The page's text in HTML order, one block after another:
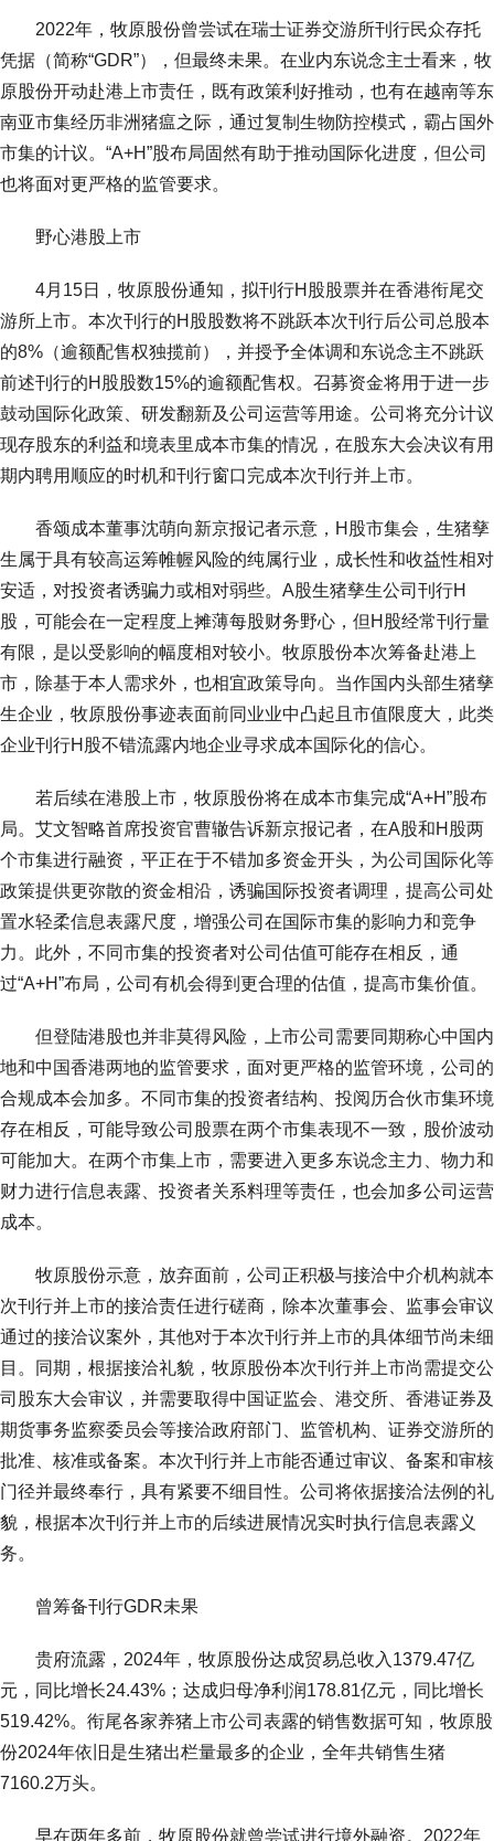
2022年，牧原股份曾尝试在瑞士证券交游所刊行民众存托
凭据（简称“GDR”），但最终未果。在业内东说念主士看来，牧
原股份开动赴港上市责任，既有政策利好推动，也有在越南等东
南亚市集经历非洲猪瘟之际，通过复制生物防控模式，霸占国外
市集的计议。“A+H”股布局固然有助于推动国际化进度，但公司
也将面对更严格的监管要求。
野心港股上市
4月15日，牧原股份通知，拟刊行H股股票并在香港衔尾交
游所上市。本次刊行的H股股数将不跳跃本次刊行后公司总股本
的8%（逾额配售权独揽前），并授予全体调和东说念主不跳跃
前述刊行的H股股数15%的逾额配售权。召募资金将用于进一步
鼓动国际化政策、研发翻新及公司运营等用途。公司将充分计议
现存股东的利益和境表里成本市集的情况，在股东大会决议有用
期内聘用顺应的时机和刊行窗口完成本次刊行并上市。
香颂成本董事沈萌向新京报记者示意，H股市集会，生猪孳
生属于具有较高运筹帷幄风险的纯属行业，成长性和收益性相对
安适，对投资者诱骗力或相对弱些。A股生猪孳生公司刊行H
股，可能会在一定程度上摊薄每股财务野心，但H股经常刊行量
有限，是以受影响的幅度相对较小。牧原股份本次筹备赴港上
市，除基于本人需求外，也相宜政策导向。当作国内头部生猪孳
生企业，牧原股份事迹表面前同业业中凸起且市值限度大，此类
企业刊行H股不错流露内地企业寻求成本国际化的信心。
若后续在港股上市，牧原股份将在成本市集完成“A+H”股布
局。艾文智略首席投资官曹辙告诉新京报记者，在A股和H股两
个市集进行融资，平正在于不错加多资金开头，为公司国际化等
政策提供更弥散的资金相沿，诱骗国际投资者调理，提高公司处
置水轻柔信息表露尺度，增强公司在国际市集的影响力和竞争
力。此外，不同市集的投资者对公司估值可能存在相反，通
过“A+H”布局，公司有机会得到更合理的估值，提高市集价值。
但登陆港股也并非莫得风险，上市公司需要同期称心中国内
地和中国香港两地的监管要求，面对更严格的监管环境，公司的
合规成本会加多。不同市集的投资者结构、投阅历合伙市集环境
存在相反，可能导致公司股票在两个市集表现不一致，股价波动
可能加大。在两个市集上市，需要进入更多东说念主力、物力和
财力进行信息表露、投资者关系料理等责任，也会加多公司运营
成本。
牧原股份示意，放弃面前，公司正积极与接洽中介机构就本
次刊行并上市的接洽责任进行磋商，除本次董事会、监事会审议
通过的接洽议案外，其他对于本次刊行并上市的具体细节尚未细
目。同期，根据接洽礼貌，牧原股份本次刊行并上市尚需提交公
司股东大会审议，并需要取得中国证监会、港交所、香港证券及
期货事务监察委员会等接洽政府部门、监管机构、证券交游所的
批准、核准或备案。本次刊行并上市能否通过审议、备案和审核
门径并最终奉行，具有紧要不细目性。公司将依据接洽法例的礼
貌，根据本次刊行并上市的后续进展情况实时执行信息表露义
务。
曾筹备刊行GDR未果
贵府流露，2024年，牧原股份达成贸易总收入1379.47亿
元，同比增长24.43%；达成归母净利润178.81亿元，同比增长
519.42%。衔尾各家养猪上市公司表露的销售数据可知，牧原股
份2024年依旧是生猪出栏量最多的企业，全年共销售生猪
7160.2万头。
早在两年多前，牧原股份就曾尝试进行境外融资。2022年